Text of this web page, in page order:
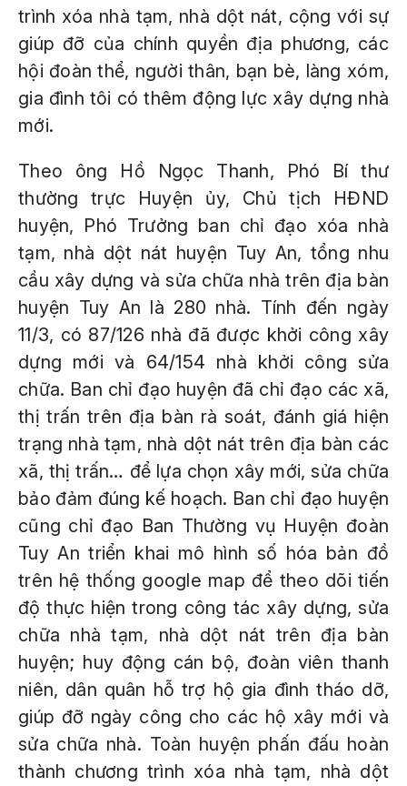
trình xóa nhà tạm, nhà dột nát, cộng với sự
giúp đỡ của chính quyền địa phương, các
hội đoàn thể, người thân, bạn bè, làng xóm,
gia đình tôi có thêm động lực xây dựng nhà
mới.
Theo ông Hồ Ngọc Thanh, Phó Bí thư
thường trực Huyện ủy, Chủ tịch HĐND
huyện, Phó Trưởng ban chỉ đạo xóa nhà
tạm, nhà dột nát huyện Tuy An, tổng nhu
cầu xây dựng và sửa chữa nhà trên địa bàn
huyện Tuy An là 280 nhà. Tính đến ngày
11/3, có 87/126 nhà đã được khởi công xây
dựng mới và 64/154 nhà khởi công sửa
chữa. Ban chỉ đạo huyện đã chỉ đạo các xã,
thị trấn trên địa bàn rà soát, đánh giá hiện
trạng nhà tạm, nhà dột nát trên địa bàn các
xã, thị trấn… để lựa chọn xây mới, sửa chữa
bảo đảm đúng kế hoạch. Ban chỉ đạo huyện
cũng chỉ đạo Ban Thường vụ Huyện đoàn
Tuy An triển khai mô hình số hóa bản đồ
trên hệ thống google map để theo dõi tiến
độ thực hiện trong công tác xây dựng, sửa
chữa nhà tạm, nhà dột nát trên địa bàn
huyện; huy động cán bộ, đoàn viên thanh
niên, dân quân hỗ trợ hộ gia đình tháo dỡ,
giúp đỡ ngày công cho các hộ xây mới và
sửa chữa nhà. Toàn huyện phấn đấu hoàn
thành chương trình xóa nhà tạm, nhà dột